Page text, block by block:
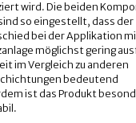
wird. Die beiden
sind so eingestellt, dass der
bei der Applikation
möglichst gering
im Vergleich zu anderen
bedeutend
ist das Produkt